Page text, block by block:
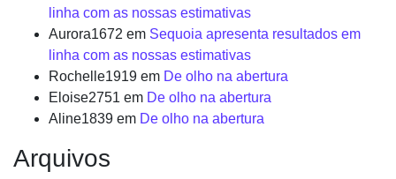
linha com as nossas estimativas
Aurora1672 em Sequoia apresenta resultados em
linha com as nossas estimativas
Rochelle1919 em De olho na abertura
Eloise2751 em De olho na abertura
Aline1839 em De olho na abertura
Arquivos